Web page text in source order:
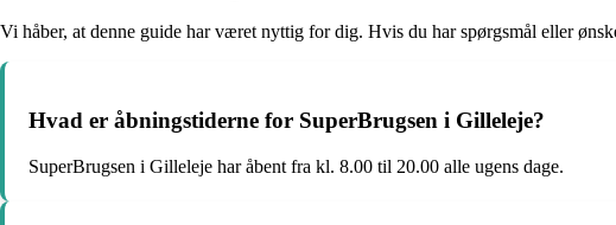
Vi håber, at denne guide har været nyttig for dig. Hvis du har spørgsmål eller
Hvad er åbningstiderne for SuperBrugsen i Gilleleje?
SuperBrugsen i Gilleleje har åbent fra kl. 8.00 til 20.00 alle ugens dage.